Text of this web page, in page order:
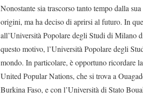
Nonostante sia trascorso tanto tempo dalla
origini, ma ha deciso di aprirsi al futuro. In
all’Università Popolare degli Studi di Milano
questo motivo, l’Università Popolare degli
mondo. In particolare, è opportuno ricordare
United Popular Nations, che si trova a
Burkina Faso, e con l’Università di Stato